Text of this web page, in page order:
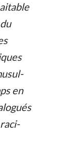
en
raci­